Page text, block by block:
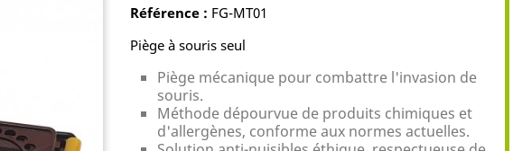
Référence : FG-MT01
Piège à souris seul
Piège mécanique pour combattre l'invasion de
souris.
Méthode dépourvue de produits chimiques et
d'allergènes, conforme aux normes actuelles.